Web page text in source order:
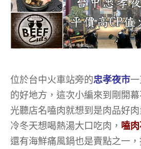
位於台中火車站旁的忠孝夜市
的好地方，這次小編來到剛開
光聽店名嗑肉就想到是肉品好
冷冬天想喝熱湯大口吃肉， 嗑
還有海鮮痛風鍋也是賣點之一